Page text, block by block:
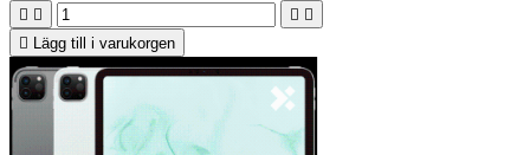
   

Lägg till i varukorgen